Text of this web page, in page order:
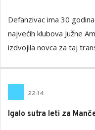
Defanzivac ima 30
najvećih klubova Južne
izdvojila novca za taj
22:14
Igalo sutra leti za